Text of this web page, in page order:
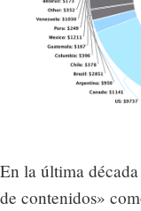
En la última
de contenidos»